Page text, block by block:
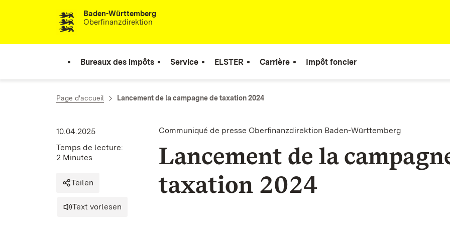
Passer au contenuBaden-Württemberg
Oberfinanzdirektion
Bureaux des impôts Service ELSTER Carrière Impôt foncier
Page d'accueil Lancement de la campagne de taxation 2024
Communiqué de presse Oberfinanzdirektion Baden-Württemberg
Lancement de la
taxation 2024
10.04.2025
Temps de lecture:
2 Minutes
Teilen
Text vorlesen